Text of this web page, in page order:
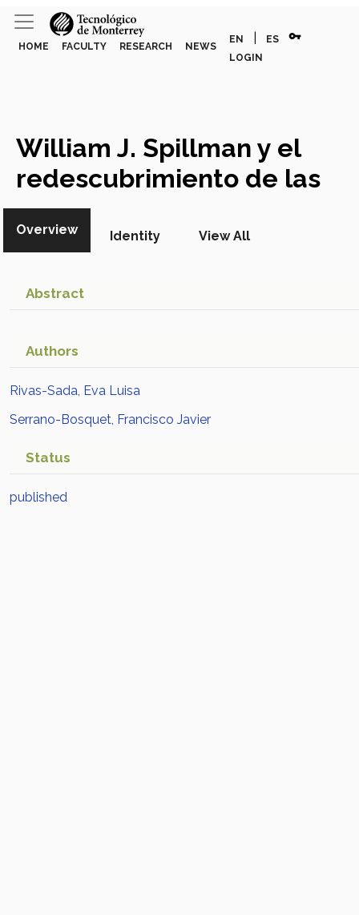
HOME FACULTY RESEARCH NEWS
EN ES vpn_key
LOGIN
William J. Spillman y el
redescubrimiento de las
leyes mendelianas en el
contexto norteamericano
Overview Identity View All
Abstract
Authors
Rivas-Sada, Eva Luisa
Serrano-Bosquet, Francisco Javier
Status
published